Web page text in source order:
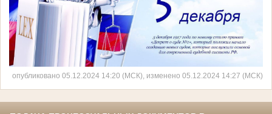
опубликовано 05.12.2024 14:20 (МСК), изменено 05.12.2024 14:27 (МСК)